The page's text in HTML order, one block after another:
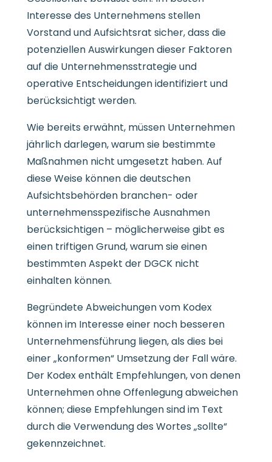
Interesse des Unternehmens stellen
Vorstand und Aufsichtsrat sicher, dass die
potenziellen Auswirkungen dieser Faktoren
auf die Unternehmensstrategie und
operative Entscheidungen identifiziert und
berücksichtigt werden.
Wie bereits erwähnt, müssen Unternehmen
jährlich darlegen, warum sie bestimmte
Maßnahmen nicht umgesetzt haben. Auf
diese Weise können die deutschen
Aufsichtsbehörden branchen- oder
unternehmensspezifische Ausnahmen
berücksichtigen – möglicherweise gibt es
einen triftigen Grund, warum sie einen
bestimmten Aspekt der DGCK nicht
einhalten können.
Begründete Abweichungen vom Kodex
können im Interesse einer noch besseren
Unternehmensführung liegen, als dies bei
einer „konformen“ Umsetzung der Fall wäre.
Der Kodex enthält Empfehlungen, von denen
Unternehmen ohne Offenlegung abweichen
können; diese Empfehlungen sind im Text
durch die Verwendung des Wortes „sollte“
gekennzeichnet.